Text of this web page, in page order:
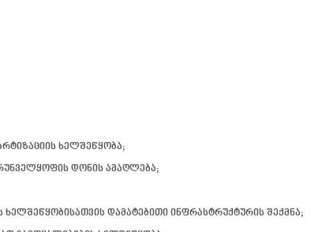
ხელშეწყობა;
დონის ამაღლება;
დამატებითი ინფრასტრუქტურის შექმნა;